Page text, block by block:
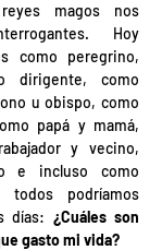
magos nos
Hoy
como peregrino,
dirigente, como
u obispo, como
papá y mamá,
y vecino,
e incluso como
todos podríamos
días: ¿Cuáles son
gasto mi vida?